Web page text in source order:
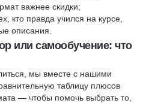
важнее скидки;
кто правда учился на курсе,
описания.
или самообучение: что
мы вместе с нашими
таблицу плюсов
— чтобы помочь выбрать то,